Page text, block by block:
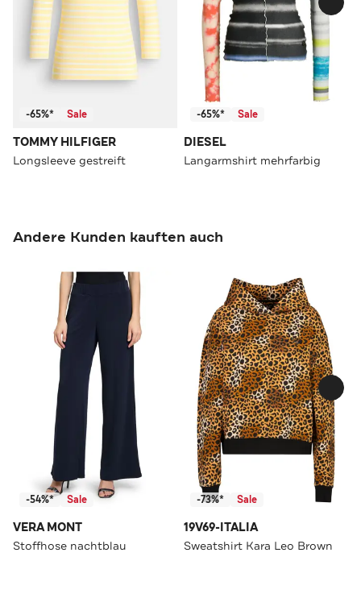
-65%* Sale
TOMMY HILFIGER
Longsleeve gestreift
-65%* Sale
DIESEL
Langarmshirt mehrfarbig
Andere Kunden kauften auch
-54%* Sale
VERA MONT
Stoffhose nachtblau
-73%* Sale
19V69-ITALIA
Sweatshirt Kara Leo Brown